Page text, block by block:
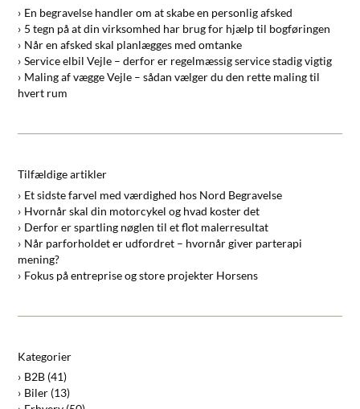
En begravelse handler om at skabe en personlig afsked
5 tegn på at din virksomhed har brug for hjælp til bogføringen
Når en afsked skal planlægges med omtanke
Service elbil Vejle – derfor er regelmæssig service stadig vigtig
Maling af vægge Vejle – sådan vælger du den rette maling til
hvert rum
Tilfældige artikler
Et sidste farvel med værdighed hos Nord Begravelse
Hvornår skal din motorcykel og hvad koster det
Derfor er spartling nøglen til et flot malerresultat
Når parforholdet er udfordret – hvornår giver parterapi
mening?
Fokus på entreprise og store projekter Horsens
Kategorier
B2B (41)
Biler (13)